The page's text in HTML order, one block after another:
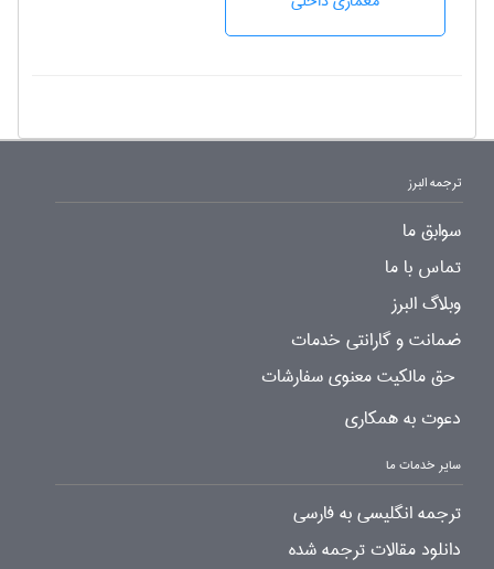
ترجمه البرز
سوابق ما
تماس با ما
وبلاگ البرز
ضمانت و گارانتی خدمات
حق مالکیت معنوی سفارشات
دعوت به همکاری
سایر خدمات ما
ترجمه انگلیسی به فارسی
دانلود مقالات ترجمه شده